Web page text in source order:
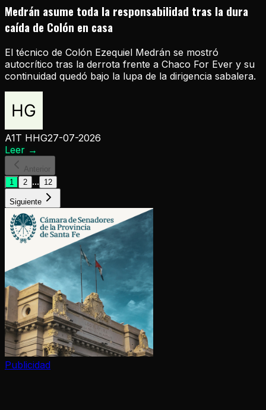
Medrán asume toda la responsabilidad tras la dura
caída de Colón en casa
El técnico de Colón Ezequiel Medrán se mostró
autocrítico tras la derrota frente a Chaco For Ever y su
continuidad quedó bajo la lupa de la dirigencia sabalera.
A1T HHG27-07-2026
Leer →
Anterior
1
2 ... 12
Siguiente
Publicidad